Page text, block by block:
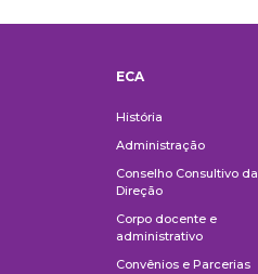
ECA
História
Administração
Conselho Consultivo da
Direção
Corpo docente e
administrativo
Convênios e Parcerias